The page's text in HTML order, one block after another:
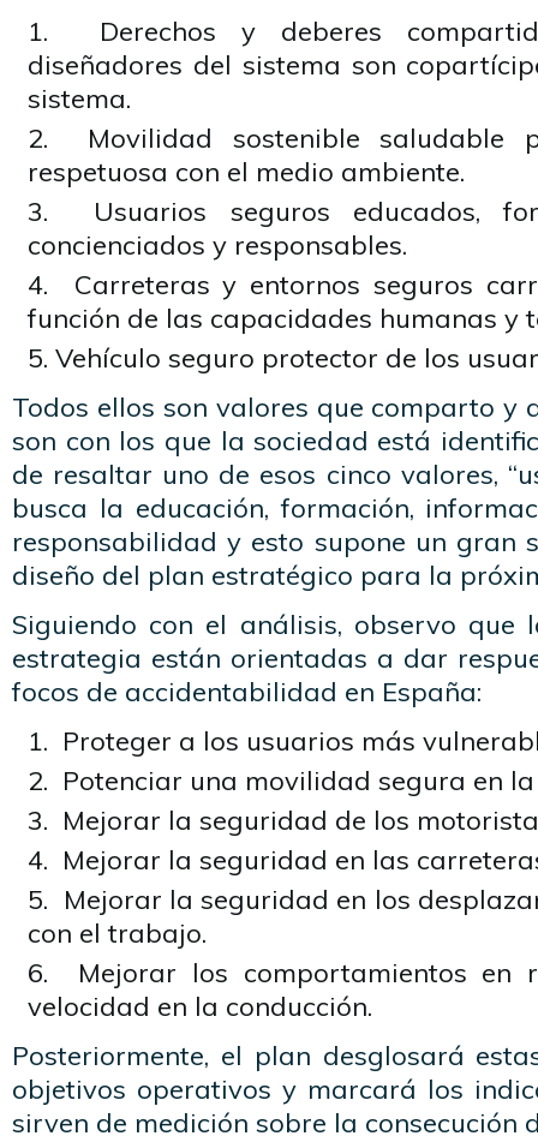
Derechos y deberes
diseñadores del sistema son
sistema.
Movilidad sostenible saludable
respetuosa con el medio ambiente.
Usuarios seguros educados,
concienciados y responsables.
Carreteras y entornos seguros
función de las capacidades humanas y
Vehículo seguro protector de los
Todos ellos son valores que comparto y
son con los que la sociedad está
de resaltar uno de esos cinco valores,
busca la educación, formación,
responsabilidad y esto supone un gran
diseño del plan estratégico para la
Siguiendo con el análisis, observo
estrategia están orientadas a dar
focos de accidentabilidad en España:
Proteger a los usuarios más
Potenciar una movilidad segura en
Mejorar la seguridad de los
Mejorar la seguridad en las
Mejorar la seguridad en los
con el trabajo.
Mejorar los comportamientos en
velocidad en la conducción.
Posteriormente, el plan desglosará
objetivos operativos y marcará los
sirven de medición sobre la consecución